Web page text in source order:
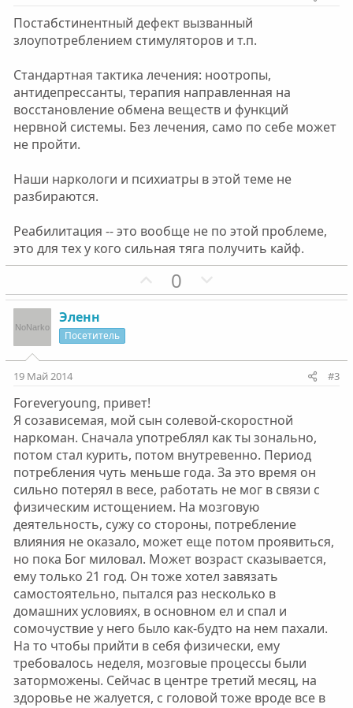
Постабстинентный дефект вызванный
злоупотреблением стимуляторов и т.п.
Стандартная тактика лечения: ноотропы,
антидепрессанты, терапия направленная на
восстановление обмена веществ и функций
нервной системы. Без лечения, само по себе может
не пройти.
Наши наркологи и психиатры в этой теме не
разбираются.
Реабилитация -- это вообще не по этой проблеме,
это для тех у кого сильная тяга получить кайф.
П
о
т
н
ы
й
г
о
л
о
с
0
е
т
н
ы
й
г
о
л
о
с
Эленн
Посетитель
19 Май 2014 #3
Foreveryoung, привет!
Я созависемая, мой сын солевой-скоростной
наркоман. Сначала употреблял как ты зонально,
потом стал курить, потом внутревенно. Период
потребления чуть меньше года. За это время он
сильно потерял в весе, работать не мог в связи с
физическим истощением. На мозговую
деятельность, сужу со стороны, потребление
влияния не оказало, может еще потом проявиться,
но пока Бог миловал. Может возраст сказывается,
ему только 21 год. Он тоже хотел завязать
самостоятельно, пытался раз несколько в
домашних условиях, в основном ел и спал и
сомочуствие у него было как-будто на нем пахали.
На то чтобы прийти в себя физически, ему
требовалось неделя, мозговые процессы были
заторможены. Сейчас в центре третий месяц, на
здоровье не жалуется, с головой тоже вроде все в